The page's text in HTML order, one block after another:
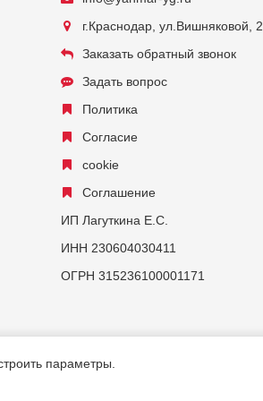
г.Краснодар, ул.Вишняковой, 2
Заказать обратный звонок
Задать вопрос
Политика
Согласие
cookie
Соглашение
ИП Лагуткина Е.С.
ИНН 230604030411
ОГРН 315236100001171
параметры.